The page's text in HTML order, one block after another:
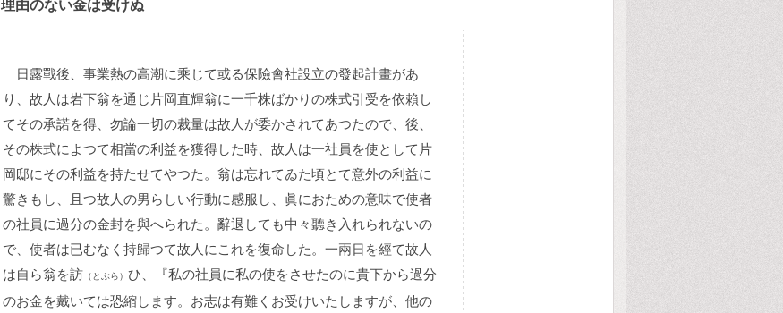
理由のない金は受けぬ
日露戰後、事業熱の高潮に乘じて或る保險會社設立の發起計畫があ
り、故人は岩下翁を通じ片岡直輝翁に一千株ばかりの株式引受を依賴し
てその承諾を得、勿論一切の裁量は故人が委かされてあつたので、後、
その株式によつて相當の利益を獲得した時、故人は一社員を使として片
岡邸にその利益を持たせてやつた。翁は忘れてゐた頃とて意外の利益に
驚きもし、且つ故人の男らしい行動に感服し、眞におための意味で使者
の社員に過分の金封を與へられた。辭退しても中々聽き入れられないの
で、使者は已むなく持歸つて故人にこれを復命した。一兩日を經て故人
は自ら翁を訪 （とぶら） ひ、『私の社員に私の使をさせたのに貴下から過分
のお金を戴いては恐縮します。お志は有難くお受けいたしますが、他の